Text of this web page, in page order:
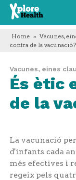
Xplore
Health
Home » Vacunes,
contra de la vacunació?
Vacunes, eines
És ètic
de la
La vacunació
d'infants cada
més efectives i
regeix pels